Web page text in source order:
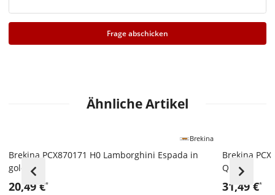
Frage abschicken
Ähnliche Artikel
Brekina PCX870171 H0 Lamborghini Espada in
gold
20,49 €*
Brekina
Brekina
Queens
31,49 €*